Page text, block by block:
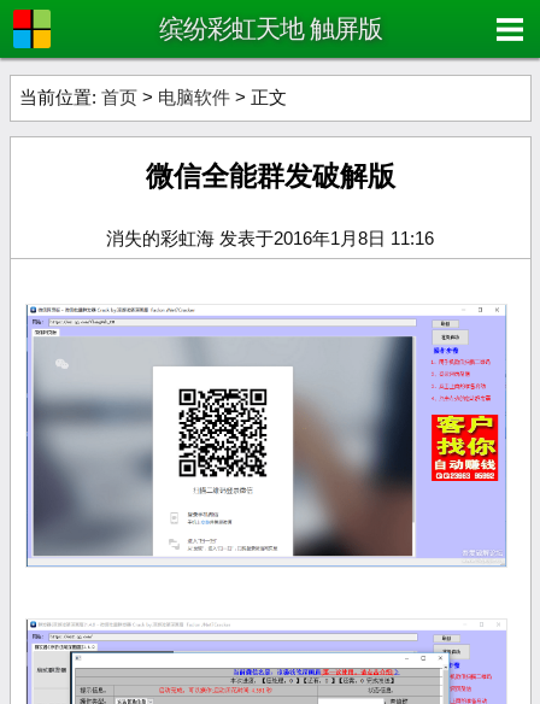
缤纷彩虹天地 触屏版
当前位置: 首页 > 电脑软件 > 正文
微信全能群发破解版
消失的彩虹海 发表于2016年1月8日 11:16